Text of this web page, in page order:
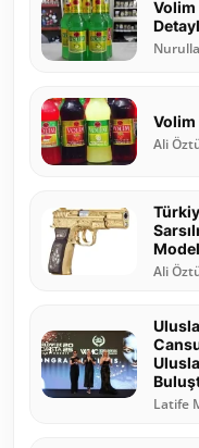
Volim
Volim
Ali
Ali
Latife